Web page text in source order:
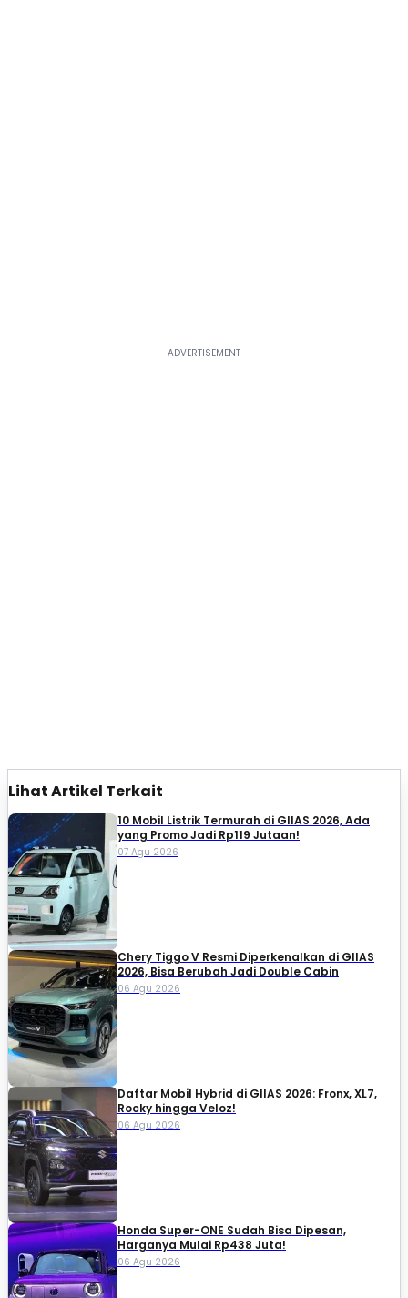
Lihat Artikel Terkait
10 Mobil Listrik Termurah di GIIAS 2026, Ada
yang Promo Jadi Rp119 Jutaan!
07 Agu 2026
Chery Tiggo V Resmi Diperkenalkan di GIIAS
2026, Bisa Berubah Jadi Double Cabin
06 Agu 2026
Daftar Mobil Hybrid di GIIAS 2026: Fronx, XL7,
Rocky hingga Veloz!
06 Agu 2026
Honda Super-ONE Sudah Bisa Dipesan,
Harganya Mulai Rp438 Juta!
06 Agu 2026